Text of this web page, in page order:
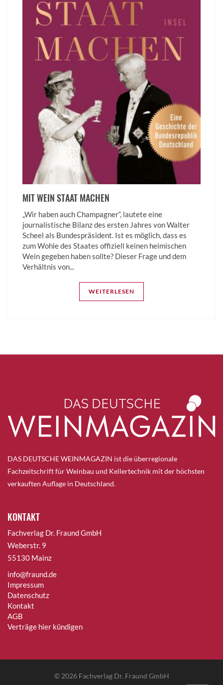
MIT WEIN STAAT MACHEN
„Wir haben auch Champagner“, lautete eine
journalistische Bilanz des ersten Jahres von Walter
Scheel als Bundespräsident. Ist es möglich, dass es
zum Wohle des Staates offiziell keinen heimischen
Wein gegeben haben sollte? Dieser Frage und dem
Verhältnis von...
WEITERLESEN
DAS DEUTSCHE WEINMAGAZIN ist die überregionale
Fachzeitschrift für Weinbau und Kellertechnik mit der höchsten
verkauften Auflage in Deutschland.
KONTAKT
Fachverlag Dr. Fraund GmbH
Weberstr. 9
55130 Mainz
info@fraund.de
Impressum
Datenschutz
Kontakt
AGB
Verträge hier kündigen
© 2026 Fachverlag Dr. Fraund GmbH